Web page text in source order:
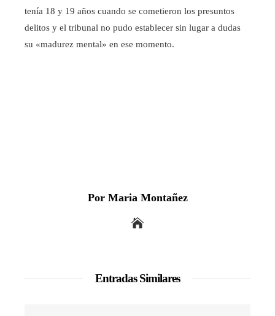
tenía 18 y 19 años cuando se cometieron los presuntos
delitos y el tribunal no pudo establecer sin lugar a dudas
su «madurez mental» en ese momento.
Por Maria Montañez
Entradas Similares